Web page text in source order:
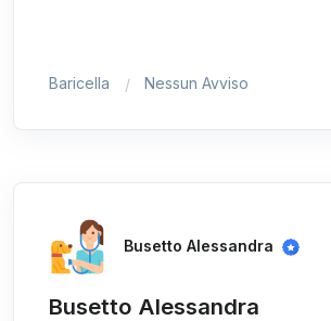
Baricella Nessun Avviso
Busetto Alessandra
Busetto Alessandra